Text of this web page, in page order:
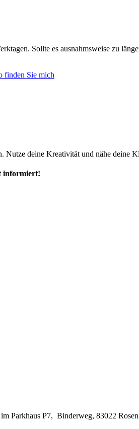
Sollte es ausnahmsweise zu
finden Sie mich
Nutze deine Kreativität und nähe deine
informiert!
Parkhaus P7, Binderweg, 83022